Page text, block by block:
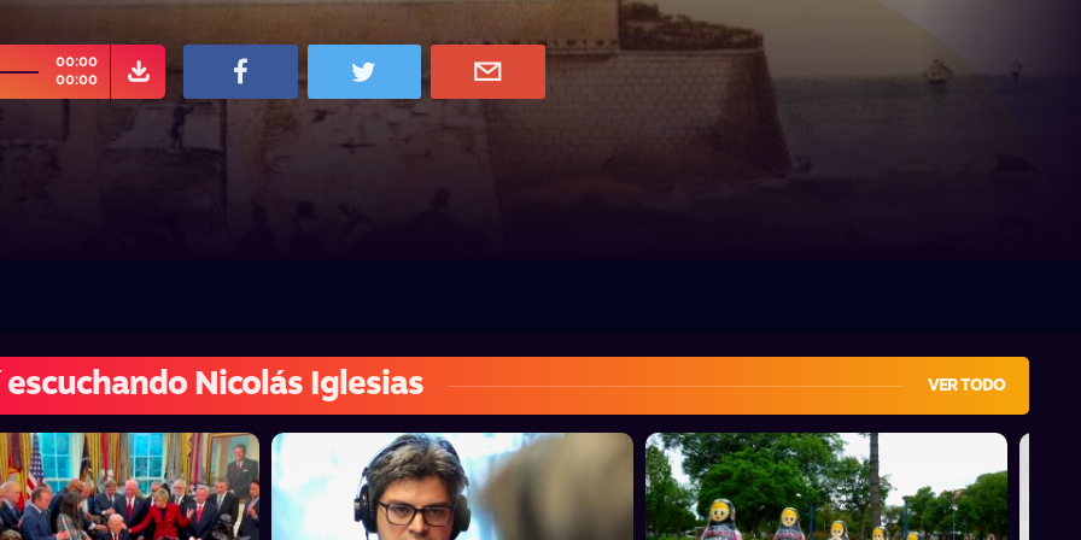
00:00
00:00
escuchando Nicolás Iglesias VER TODO